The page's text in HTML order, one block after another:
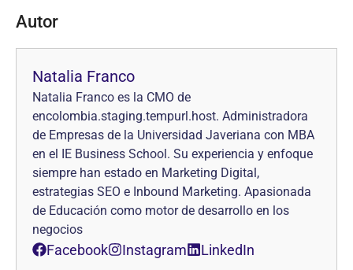
Autor
Natalia Franco
Natalia Franco es la CMO de
encolombia.staging.tempurl.host. Administradora
de Empresas de la Universidad Javeriana con MBA
en el IE Business School. Su experiencia y enfoque
siempre han estado en Marketing Digital,
estrategias SEO e Inbound Marketing. Apasionada
de Educación como motor de desarrollo en los
negocios
Facebook Instagram LinkedIn